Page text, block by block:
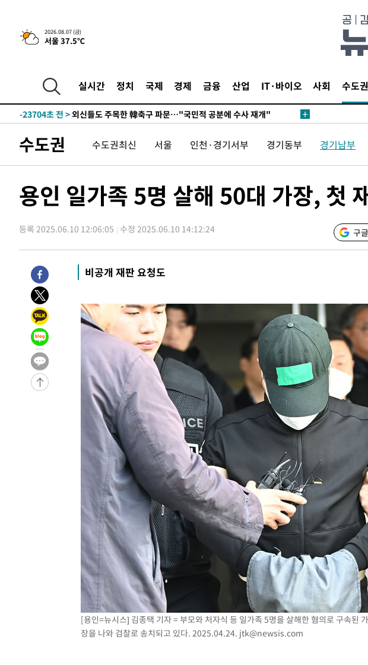
2026.08.07 (금)
서울 37.5℃
실시간 정치 국제 경제 금융 산업 IT·바이오 사회 수도권
-27872초 전 >[속보]코스피, 6200선 약보합…0.60% 내린 6258.77에 마쳐
-24831초 전 >
[속보]종합특검, '계엄 수용공간 확보' 신용해 前교정본부장 기소
-23704초 전 >외신들도 주목한 韓축구 파문…"국민적 공분에 수사 재개"
-23675초 전 >11시간 압수수색에 성접대 파문까지…'쑥대밭' 된 축구협회
-22697초 전 >
병태 후임
-19055초 전 >
[속보]국힘 윤리위, '돌려차기 발언' 진종오·서범수 징계 절차 개시
25.3%↑
-11540초 전 >[속보]'채상병 순직 책임' 임성근, 항소심도 징역 3년
-11406초 전 > [속보]종합특검, '관저이전 봐주기 감사' 유병호 구속기소
-7256초 전 >
[속보]'300억원대 사기 혐의' 차가원 대표 구속 송치
-6450초 전 >"미 전국적 살모네라 식중독 원인은 멕시코산 할라피뇨"-- CDC
-4963초 전 >
[속보]경찰·노동부, HL만도 평택사업장 끼임 사망 관련 압수수색
-4844초 전 >
압수수색
-32096초 전 >
SK하이닉스, 용인·청주 팹에 54조 투자…"AI 메모리 수요 선제 대
응"
-28952초 전 >
여자배구 이재영·이다영 자매, 아제르바이잔 투란VC 입단
-28205초 전 >
외국인 심판 성 접대 7경기 들여다보니…한국 축구 '5승 2무'
-27939초 전 >
[속보]코스닥, 2.86포인트(0.36%) 내린 798.81마감
-27892초 전 >
[속보]코스피, 6200선 약보합…0.60% 내린 6258.77에 마쳐
-27872초 전 >
[속보]원·달러 환율, 7.7원 내린 1416.1원 마감
[속보] 노원서 40.1도 관측…서울, 2018년 이후 첫 40도
[속보]종합특검, '계엄 수용공간 확보' 신용해 前교정본부장 기소
외신들도 주목한 韓축구 파문…"국민적 공분에 수사 재개"
11시간 압수수색에 성접대 파문까지…'쑥대밭' 된 축구협회
[속보]규제합리화위원회 부위원장에 김태유 서울대 공대 교수…이
[속보]국힘 윤리위, '돌려차기 발언' 진종오·서범수 징계 절차 개시
[속보] 7월 중국 수출 23.9%↑ 수입 27.5%↑…무역총액
[속보]'채상병 순직 책임' 임성근, 항소심도 징역 3년
[속보]종합특검, '관저이전 봐주기 감사' 유병호 구속기소
민주 콩고 에볼라환자 4천명 돌파, 4053명 발생 1850명 사망
[속보]'300억원대 사기 혐의' 차가원 대표 구속 송치
"미 전국적 살모네라 식중독 원인은 멕시코산 할라피뇨"-- CDC
[속보]경찰·노동부, HL만도 평택사업장 끼임 사망 관련 압수수색
[속보]합수본, '투표율 허위 입력' 중앙·서울·경기도 선관위 등 9곳
수도권 수도권최신 서울 인천·경기서부 경기동부 경기남부
용인 일가족 5명 살해 50대 가장,
등록 2025.06.10 12:06:05 수정 2025.06.10 14:12:24 구
비공개 재판 요청도
[용인=뉴시스] 김종택 기자 = 부모와 처자식 등 일가족 5명을 살해한 혐의로 구속된
장을 나와 검찰로 송치되고 있다. 2025.04.24. jtk@newsis.com